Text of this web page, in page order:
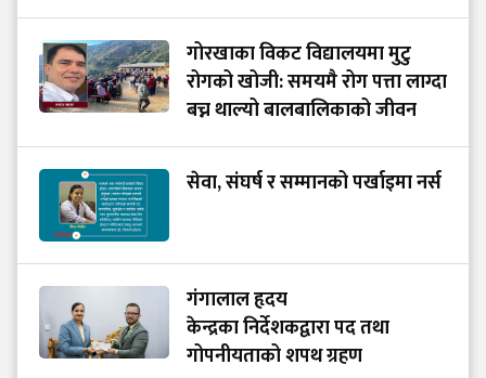
गोरखाका विकट विद्यालयमा मुटु
रोगको खोजी: समयमै रोग पत्ता लाग्दा
बच्न थाल्यो बालबालिकाको जीवन
सेवा, संघर्ष र सम्मानको पर्खाइमा नर्स
गंगालाल हृदय
केन्द्रका निर्देशकद्वारा पद तथा
गोपनीयताको शपथ ग्रहण